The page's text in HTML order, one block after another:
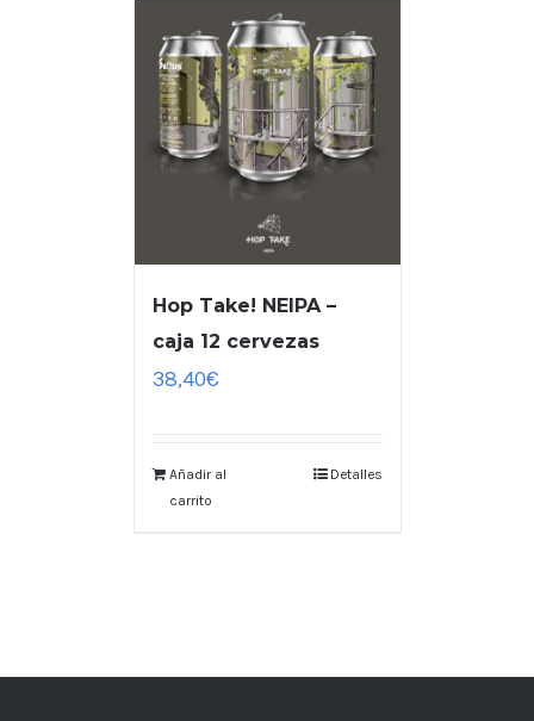
Hop Take! NEIPA –
caja 12 cervezas
38,40€
Añadir al
carrito
Detalles